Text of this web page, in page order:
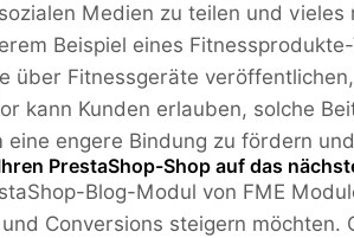
Medien zu teilen und vieles
Beispiel eines
über Fitnessgeräte
kann Kunden erlauben, solche
eine engere Bindung zu fördern
PrestaShop-Shop auf das
Blog-Modul von FME
Conversions steigern